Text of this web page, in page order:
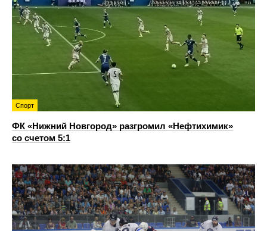
Спорт
ФК «Нижний Новгород» разгромил «Нефтихимик»
со счетом 5:1